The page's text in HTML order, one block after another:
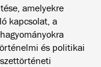
amelyekre
kapcsolat, a
és politikai